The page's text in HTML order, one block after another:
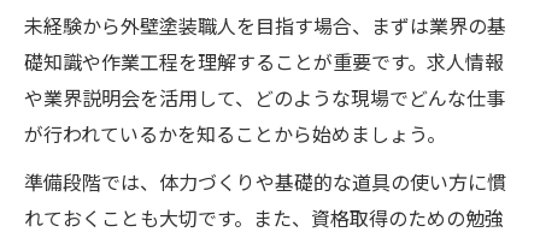
未経験から外壁塗装職人を目指す場合、まずは業界の基
礎知識や作業工程を理解することが重要です。求人情報
や業界説明会を活用して、どのような現場でどんな仕事
が行われているかを知ることから始めましょう。
準備段階では、体力づくりや基礎的な道具の使い方に慣
れておくことも大切です。また、資格取得のための勉強